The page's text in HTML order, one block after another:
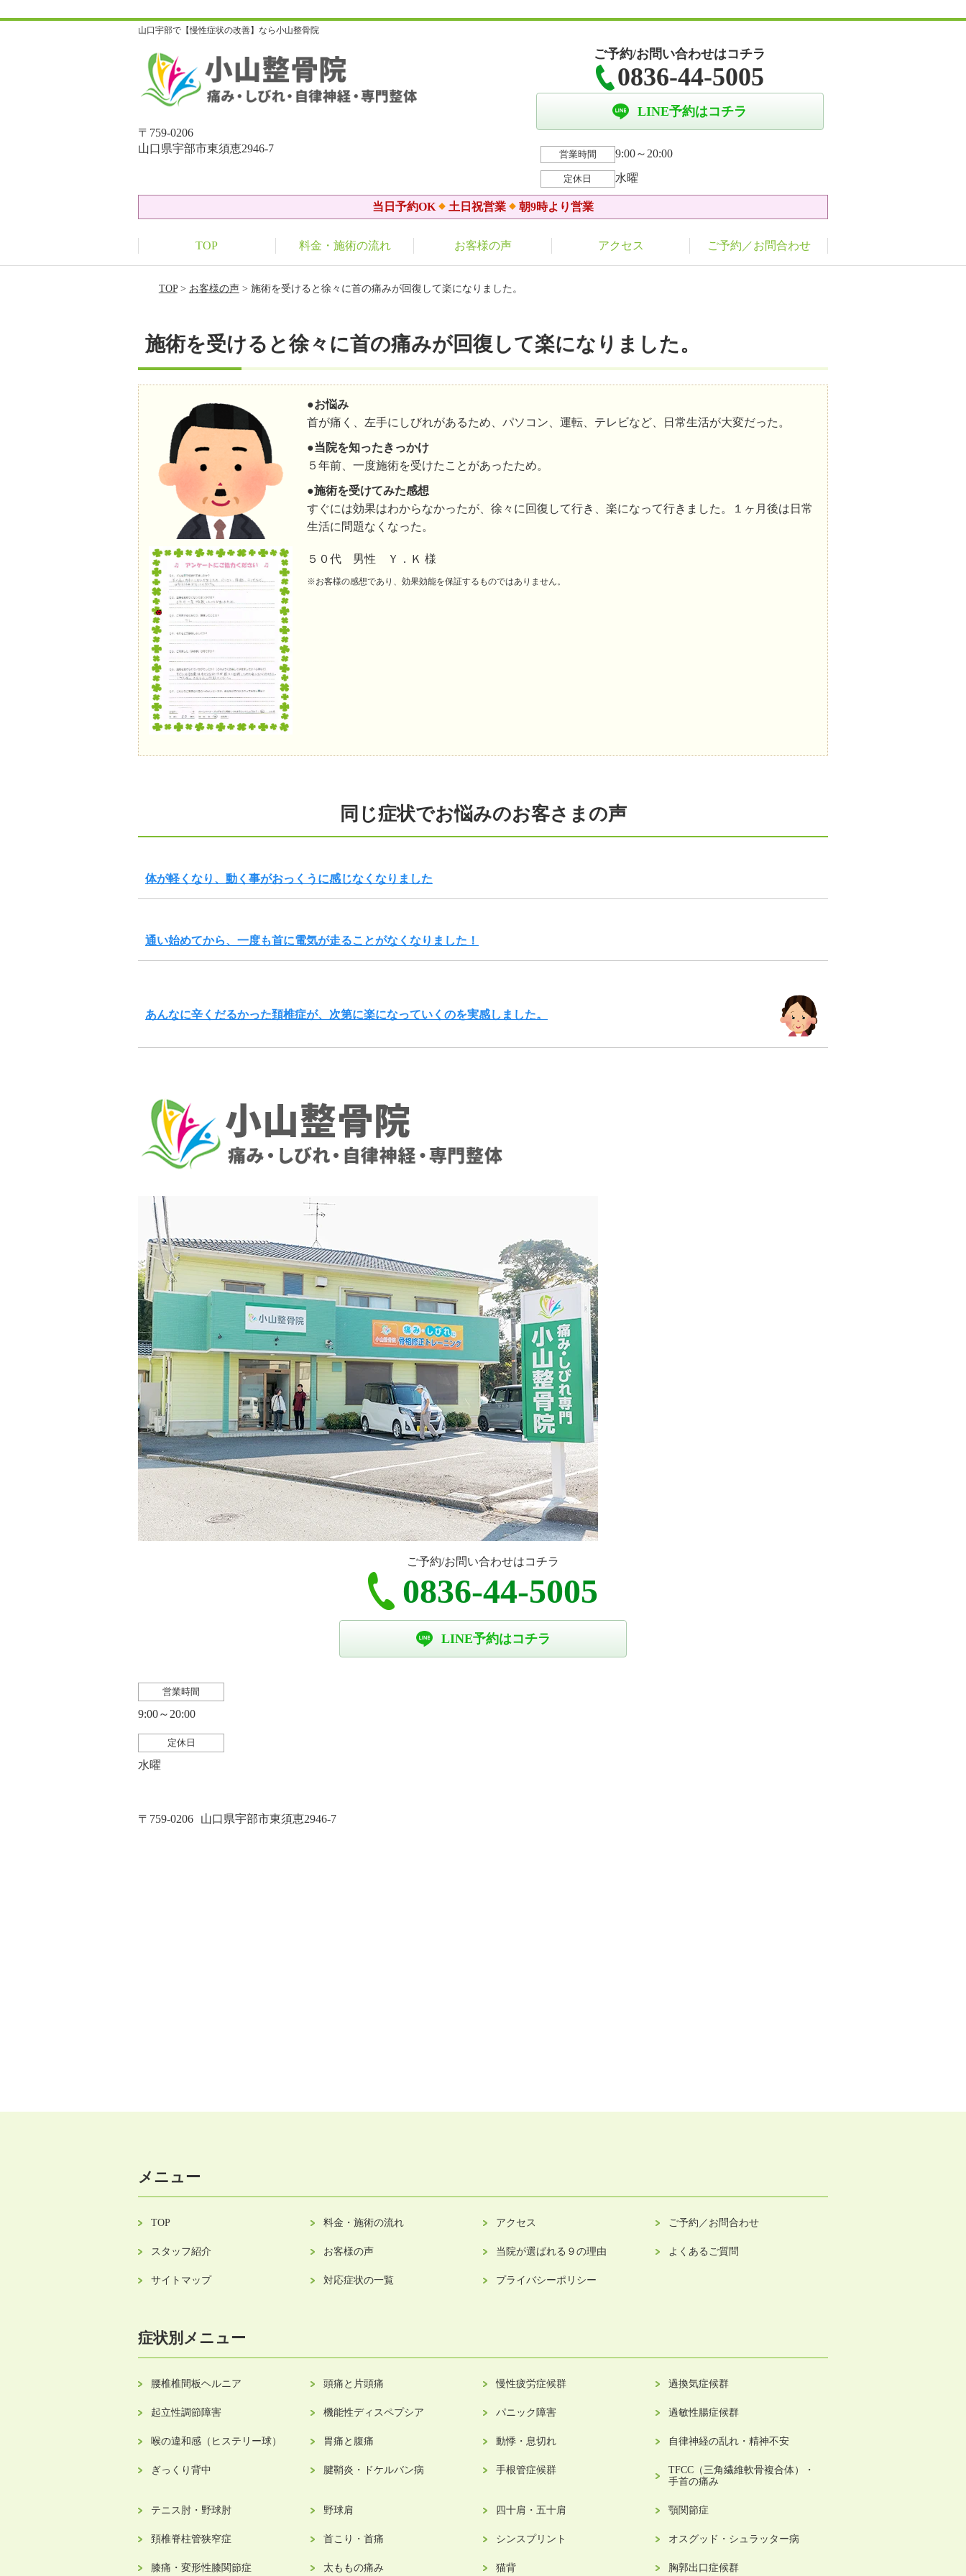
山口宇部で【慢性症状の改善】なら小山整骨院
〒759-0206
山口県宇部市東須恵2946-7
ご予約/お問い合わせはコチラ
0836-44-5005
LINE予約はコチラ
営業時間 9:00～20:00
定休日 水曜
当日予約OK 土日祝営業 朝9時より営業
TOP 料金・施術の流れ お客様の声 アクセス ご予約／お問合わせ
TOP> お客様の声> 施術を受けると徐々に首の痛みが回復して楽になりました。
施術を受けると徐々に首の痛みが回復して楽になりました。
●お悩み
首が痛く、左手にしびれがあるため、パソコン、運転、テレビなど、日常生活が大変だった。
●当院を知ったきっかけ
５年前、一度施術を受けたことがあったため。
●施術を受けてみた感想
すぐには効果はわからなかったが、徐々に回復して行き、楽になって行きました。１ヶ月後は日常
生活に問題なくなった。
５０代 男性 Ｙ．Ｋ 様
※お客様の感想であり、効果効能を保証するものではありません。
同じ症状でお悩みのお客さまの声
体が軽くなり、動く事がおっくうに感じなくなりました
通い始めてから、一度も首に電気が走ることがなくなりました！
あんなに辛くだるかった頚椎症が、次第に楽になっていくのを実感しました。
ご予約/お問い合わせはコチラ
0836-44-5005
LINE予約はコチラ
営業時間
9:00～20:00
定休日
水曜
〒759-0206 山口県宇部市東須恵2946-7
メニュー
TOP 料金・施術の流れ アクセス ご予約／お問合わせ
スタッフ紹介 お客様の声 当院が選ばれる９の理由 よくあるご質問
サイトマップ 対応症状の一覧 プライバシーポリシー
症状別メニュー
腰椎椎間板ヘルニア 頭痛と片頭痛 慢性疲労症候群 過換気症候群
起立性調節障害 機能性ディスペプシア パニック障害 過敏性腸症候群
喉の違和感（ヒステリー球） 胃痛と腹痛 動悸・息切れ 自律神経の乱れ・精神不安
ぎっくり背中 腱鞘炎・ドケルバン病 手根管症候群
TFCC（三角繊維軟骨複合体）・
手首の痛み
テニス肘・野球肘 野球肩 四十肩・五十肩 顎関節症
頚椎脊柱管狭窄症 首こり・首痛 シンスプリント オスグッド・シュラッター病
膝痛・変形性膝関節症 太ももの痛み 猫背 胸郭出口症候群